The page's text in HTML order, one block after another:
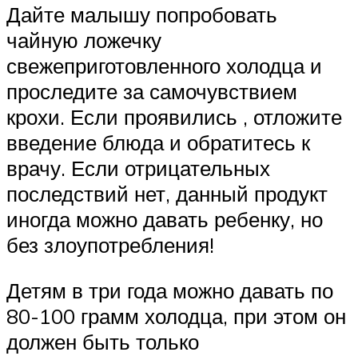
Дайте малышу попробовать
чайную ложечку
свежеприготовленного холодца и
проследите за самочувствием
крохи. Если проявились , отложите
введение блюда и обратитесь к
врачу. Если отрицательных
последствий нет, данный продукт
иногда можно давать ребенку, но
без злоупотребления!
Детям в три года можно давать по
80-100 грамм холодца, при этом он
должен быть только